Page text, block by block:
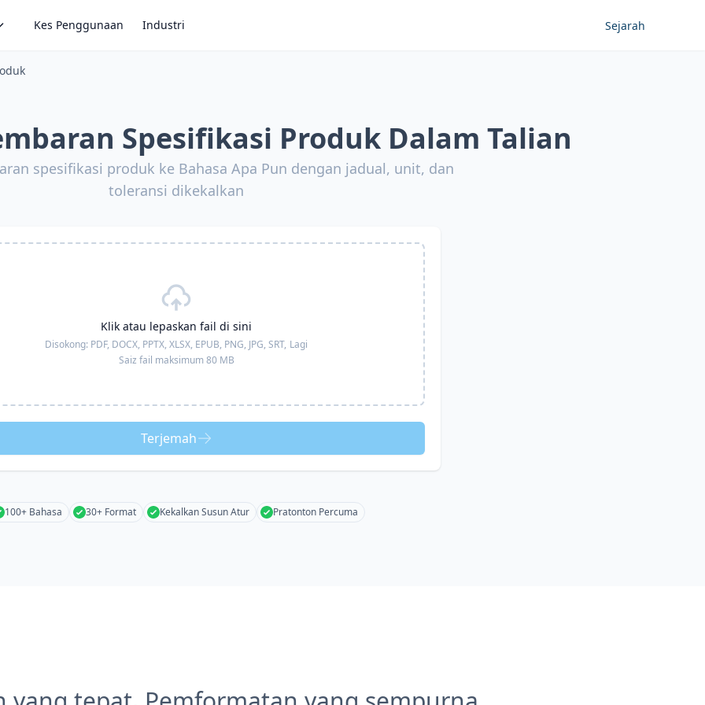
Kes Penggunaan Industri Sejarah
Spesifikasi Produk Dalam Talian
spesifikasi produk ke Bahasa Apa Pun dengan jadual, unit, dan
toleransi dikekalkan
Klik atau lepaskan fail di sini
Disokong: PDF, DOCX, PPTX, XLSX, EPUB, PNG, JPG, SRT, Lagi
Saiz fail maksimum 80 MB
Terjemah
100+ Bahasa 30+ Format Kekalkan Susun Atur Pratonton Percuma